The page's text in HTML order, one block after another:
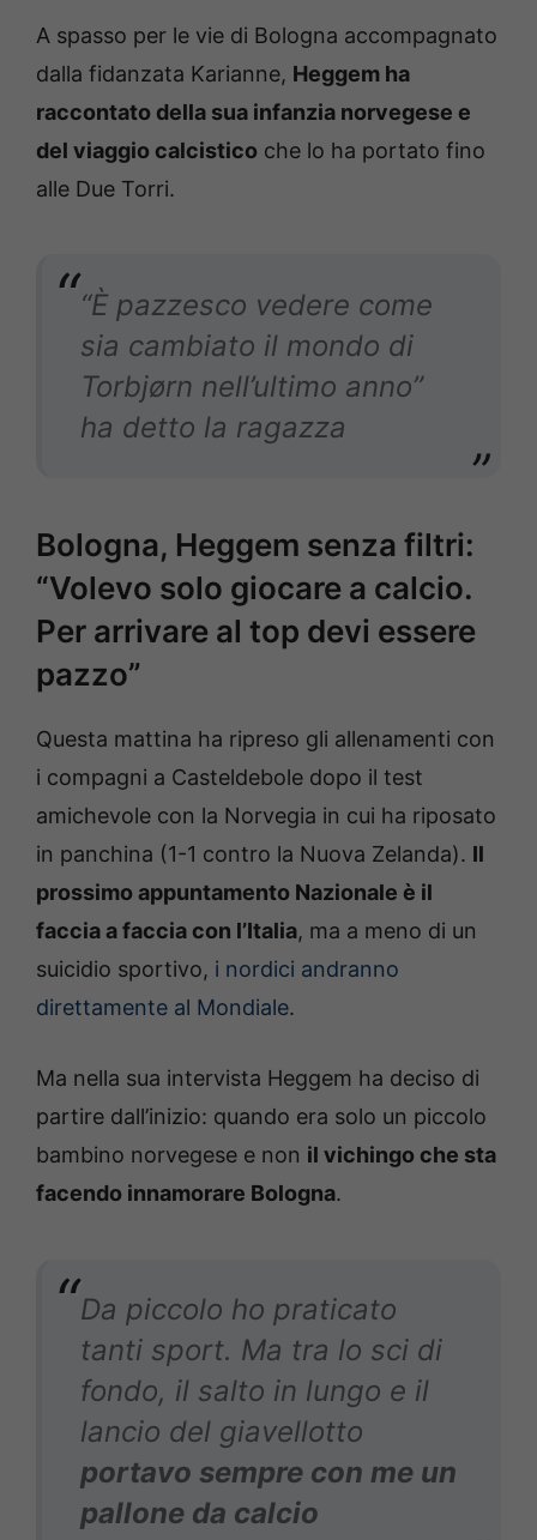
A spasso per le vie di Bologna accompagnato
dalla fidanzata Karianne, Heggem ha
raccontato della sua infanzia norvegese e
del viaggio calcistico che lo ha portato fino
alle Due Torri.
“È pazzesco vedere come
sia cambiato il mondo di
Torbjørn nell’ultimo anno”
ha detto la ragazza
Bologna, Heggem senza filtri:
“Volevo solo giocare a calcio.
Per arrivare al top devi essere
pazzo”
Questa mattina ha ripreso gli allenamenti con
i compagni a Casteldebole dopo il test
amichevole con la Norvegia in cui ha riposato
in panchina (1-1 contro la Nuova Zelanda). Il
prossimo appuntamento Nazionale è il
faccia a faccia con l’Italia, ma a meno di un
suicidio sportivo, i nordici andranno
direttamente al Mondiale.
Ma nella sua intervista Heggem ha deciso di
partire dall’inizio: quando era solo un piccolo
bambino norvegese e non il vichingo che sta
facendo innamorare Bologna.
Da piccolo ho praticato
tanti sport. Ma tra lo sci di
fondo, il salto in lungo e il
lancio del giavellotto
portavo sempre con me un
pallone da calcio